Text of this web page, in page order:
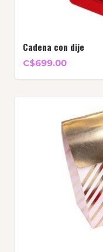
Cadena con dije
C$699.00